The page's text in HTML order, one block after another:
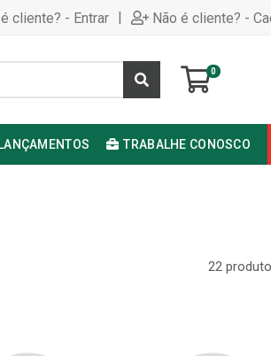
cliente? - Entrar | Não é cliente? -
0
LANÇAMENTOS TRABALHE CONOSCO
22